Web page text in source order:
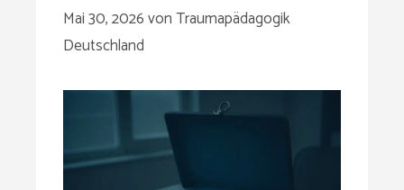
Mai 30, 2026vonTraumapädagogik
Deutschland